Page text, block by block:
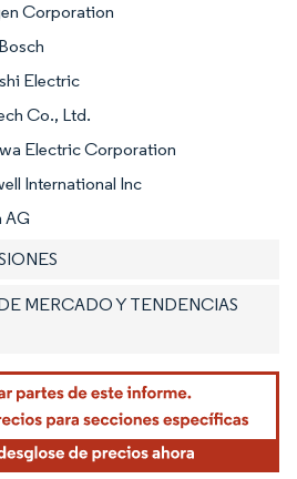
Corporation
Electric
Co., Ltd.
Electric Corporation
International Inc
AG
MERCADO Y TENDENCIAS